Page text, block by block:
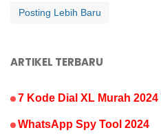
Posting Lebih Baru
ARTIKEL TERBARU
7 Kode Dial XL Murah 2024
WhatsApp Spy Tool 2024